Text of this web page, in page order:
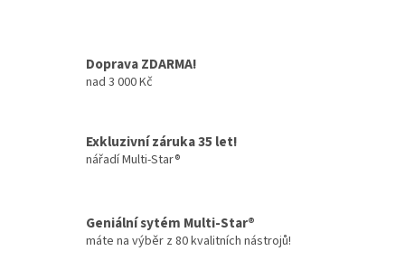
Doprava ZDARMA!
nad 3 000 Kč
Exkluzivní záruka 35 let!
nářadí Multi-Star®
Geniální sytém Multi-Star®
máte na výběr z 80 kvalitních nástrojů!